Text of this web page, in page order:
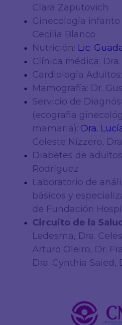
Clara Zaputovich
Ginecología infanto
Cecilia Blanco
Nutrición: Lic.
Clínica médica:
Cardiología
Mamografía: Dr.
Servicio de
(ecografía
mamaria): Dra.
Celeste Nízzero,
Diabetes de
Rodríguez
Laboratorio de
básicos y
de Fundación
Circuito de la
Ledesma, Dra.
Arturo Oleiro, Dr.
Dra. Cynthia Saied,